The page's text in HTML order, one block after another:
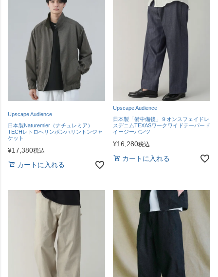
Upscape Audience
日本製Naturemier（ナチュレミア）
TECHレトロへリンボンハリントンジャ
ケット
¥17,380税込
カートに入れる
Upscape Audience
日本製「備中備後」９オンスフェイドレ
スデニムTEXASワークワイドテーパード
イージーパンツ
¥16,280税込
カートに入れる